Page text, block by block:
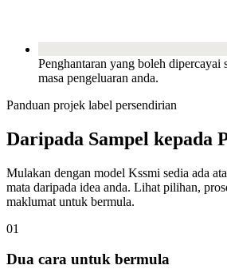
Penghantaran yang boleh dipercayai
masa pengeluaran anda.
Panduan projek label persendirian
Daripada Sampel kepada
Mulakan dengan model Kssmi sedia ada
mata daripada idea anda. Lihat pilihan,
maklumat untuk bermula.
01
Dua cara untuk bermula